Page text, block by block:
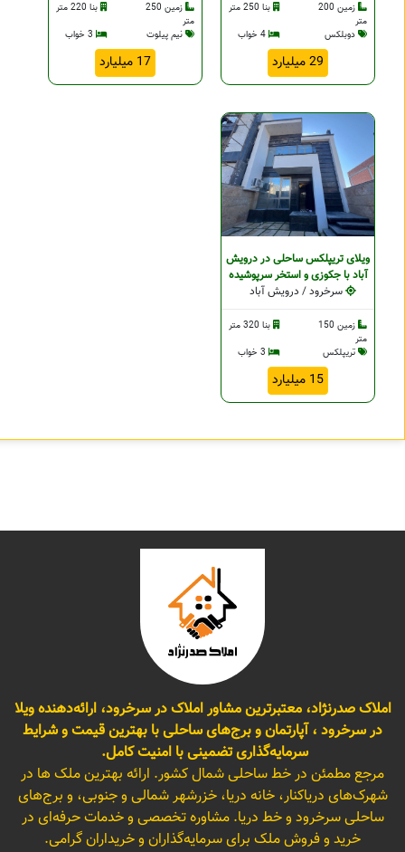
زمین 200
متر
بنا 250 متر
دوبلکس
4 خواب
29 میلیارد
زمین 250
متر
بنا 220 متر
نیم پیلوت
17 میلیارد
ویلای تریپلکس ساحلی در درویش
آباد با جکوزی و استخر سرپوشیده
سرخرود / درویش آباد
زمین 150
متر
بنا 320 متر
تریپلکس
15 میلیارد
املاک صدرنژاد، معتبرترین مشاور املاک در سرخرود، ارائه‌دهنده ویلا
در سرخرود ، آپارتمان و برج‌های ساحلی با بهترین قیمت و شرایط
سرمایه‌گذاری تضمینی با امنیت کامل.
مرجع مطمئن در خط ساحلی شمال کشور. ارائه بهترین ملک ها در
شهرک‌های دریاکنار، خانه دریا، خزرشهر شمالی و جنوبی، و برج‌های
ساحلی سرخرود و خط دریا. مشاوره تخصصی و خدمات حرفه‌ای در
خرید و فروش ملک برای سرمایه‌گذاران و خریداران گرامی.